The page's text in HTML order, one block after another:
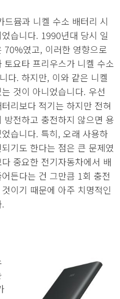
뮴과 니켈 수소 배터리 시
습니다. 1990년대 당시 일
70%였고, 이러한 영향으로
요타 프리우스가 니켈 수소
다. 하지만, 이와 같은 니켈
것이 아니었습니다. 우선
리보다 적기는 하지만 전혀
전하고 충전하지 않으면 용
습니다. 특히, 오래 사용하
기도 한다는 점은 큰 문제였
중요한 전기자동차에서 배
든다는 건 그만큼 1회 충전
이기 때문에 아주 치명적인